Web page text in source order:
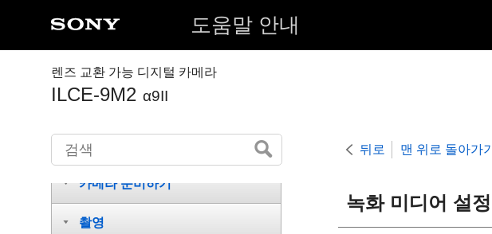
도움말 안내
렌즈 교환 가능 디지털 카메라
ILCE-9M2 α9II
뒤로 맨 위로 돌아가기
녹화 미디어 설정
각 부/아이콘 및 지시등의 명칭
카메라 준비하기
촬영